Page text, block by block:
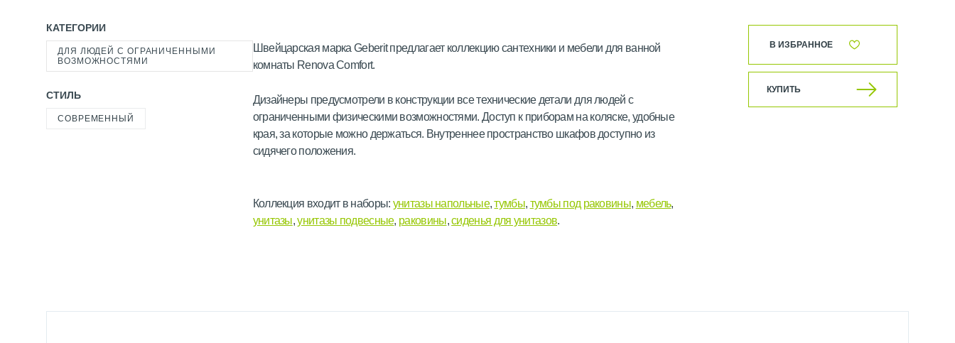
КАТЕГОРИИ
ДЛЯ ЛЮДЕЙ С ОГРАНИЧЕННЫМИ
ВОЗМОЖНОСТЯМИ
СТИЛЬ
СОВРЕМЕННЫЙ
Швейцарская марка Geberit предлагает коллекцию сантехники и мебели для ванной
комнаты Renova Comfort.
Дизайнеры предусмотрели в конструкции все технические детали для людей с
ограниченными физическими возможностями. Доступ к приборам на коляске, удобные
края, за которые можно держаться. Внутреннее пространство шкафов доступно из
сидячего положения.
Коллекция входит в наборы: унитазы напольные,тумбы, тумбы под раковины, мебель,
унитазы,унитазы подвесные, раковины,сиденья для унитазов.
В ИЗБРАННОЕ
КУПИТЬ